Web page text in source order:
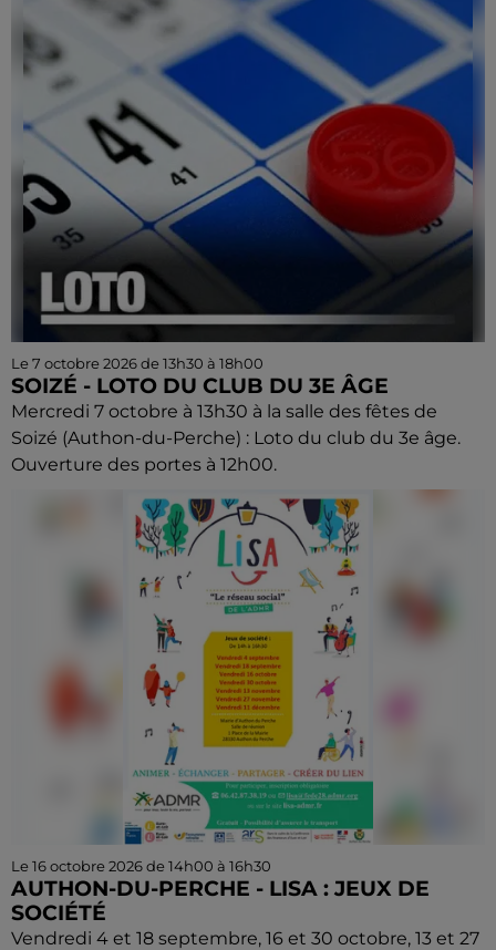
Le 7 octobre 2026 de 13h30 à 18h00
SOIZÉ - LOTO DU CLUB DU 3E ÂGE
Mercredi 7 octobre à 13h30 à la salle des fêtes de
Soizé (Authon-du-Perche) : Loto du club du 3e âge.
Ouverture des portes à 12h00.
Le 16 octobre 2026 de 14h00 à 16h30
AUTHON-DU-PERCHE - LISA : JEUX DE
SOCIÉTÉ
Vendredi 4 et 18 septembre, 16 et 30 octobre, 13 et 27